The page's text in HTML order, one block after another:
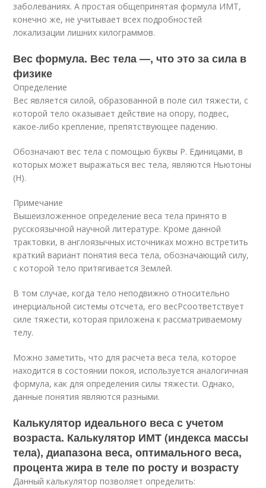
заболеваниях. А простая общепринятая формула ИМТ,
конечно же, не учитывает всех подробностей
локализации лишних килограммов.
Вес формула. Вес тела —, что это за сила в
физике
Определение
Вес является силой, образованной в поле сил тяжести, с
которой тело оказывает действие на опору, подвес,
какое-либо крепление, препятствующее падению.
Обозначают вес тела с помощью буквы P. Единицами, в
которых может выражаться вес тела, являются Ньютоны
(Н).
Примечание
Вышеизложенное определение веса тела принято в
русскоязычной научной литературе. Кроме данной
трактовки, в англоязычных источниках можно встретить
краткий вариант понятия веса тела, обозначающий силу,
с которой тело притягивается Землей.
В том случае, когда тело неподвижно относительно
инерциальной системы отсчета, его весPсоответствует
силе тяжести, которая приложена к рассматриваемому
телу.
Можно заметить, что для расчета веса тела, которое
находится в состоянии покоя, используется аналогичная
формула, как для определения силы тяжести. Однако,
данные понятия являются разными.
Калькулятор идеального веса с учетом
возраста. Калькулятор ИМТ (индекса массы
тела), диапазона веса, оптимального веса,
процента жира в теле по росту и возрасту
Данный калькулятор позволяет определить: